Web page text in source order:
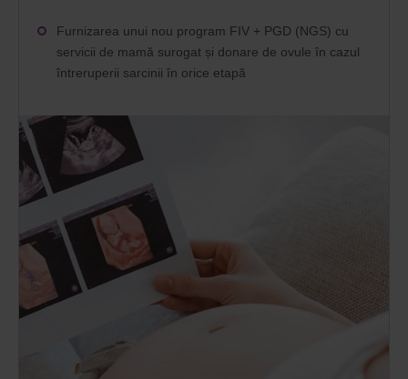
Furnizarea unui nou program FIV + PGD (NGS) cu
servicii de mamă surogat și donare de ovule în cazul
întreruperii sarcinii în orice etapă